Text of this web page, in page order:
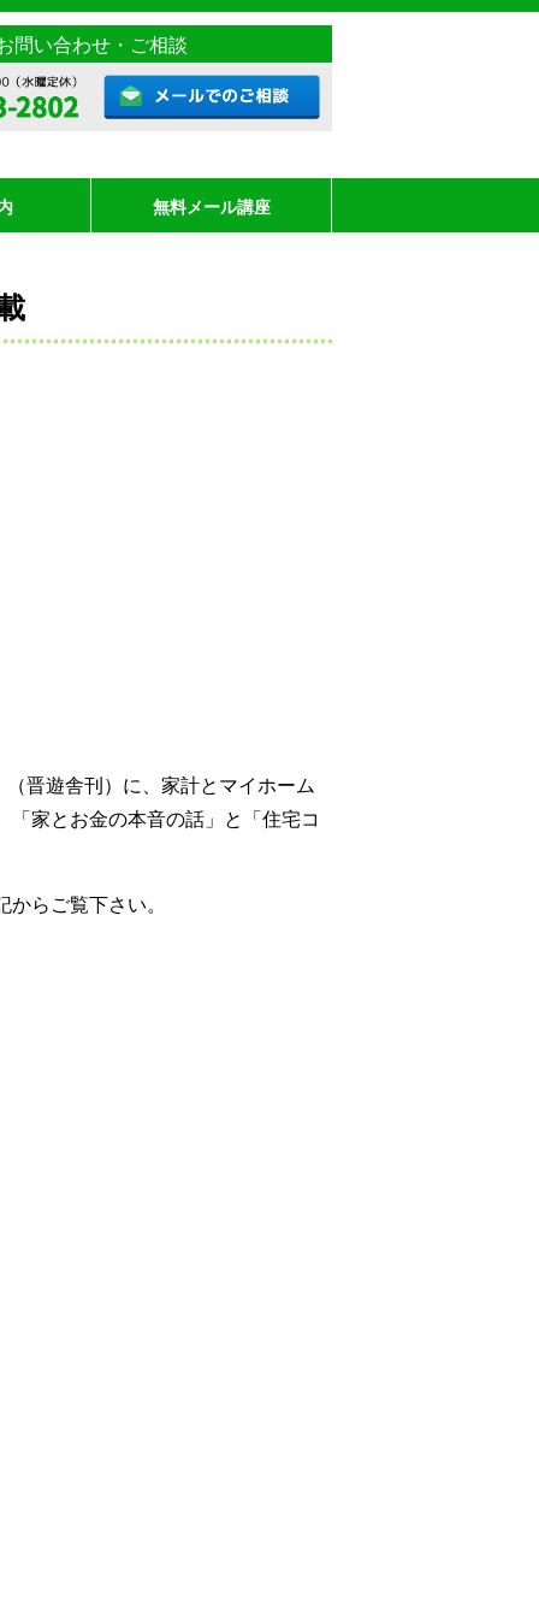
問い合わせ・ご相談
無料メール講座
晋遊舎刊）に、家計とマイホーム
家とお金の本音の話」と「住宅コ
らご覧下さい。